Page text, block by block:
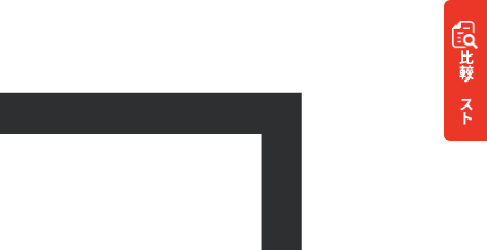
比較
リスト